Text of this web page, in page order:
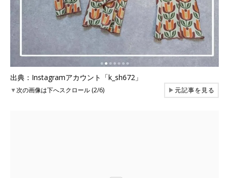
出典：Instagramアカウント「k_sh672」
▼次の画像は下へスクロール (2/6) ▶元記事を見る